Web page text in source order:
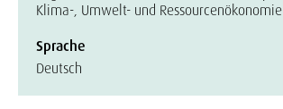
Klima-, Umwelt- und Ressourcenökonomie
Sprache
Deutsch